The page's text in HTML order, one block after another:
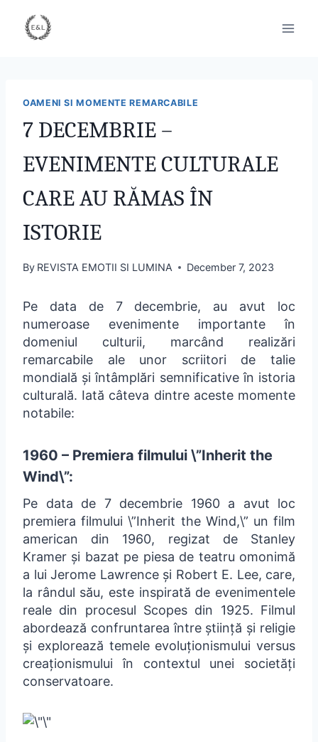
OAMENI SI MOMENTE REMARCABILE
7 DECEMBRIE –
EVENIMENTE CULTURALE
CARE AU RĂMAS ÎN
ISTORIE
By REVISTA EMOTII SI LUMINA December 7, 2023
Pe data de 7 decembrie, au avut loc
numeroase evenimente importante în
domeniul culturii, marcând realizări
remarcabile ale unor scriitori de talie
mondială și întâmplări semnificative în istoria
culturală. Iată câteva dintre aceste momente
notabile:
1960 – Premiera filmului \”Inherit the
Wind\”:
Pe data de 7 decembrie 1960 a avut loc
premiera filmului \”Inherit the Wind,\” un film
american din 1960, regizat de Stanley
Kramer și bazat pe piesa de teatru omonimă
a lui Jerome Lawrence și Robert E. Lee, care,
la rândul său, este inspirată de evenimentele
reale din procesul Scopes din 1925. Filmul
abordează confruntarea între știință și religie
și explorează temele evoluționismului versus
creaționismului în contextul unei societăți
conservatoare.